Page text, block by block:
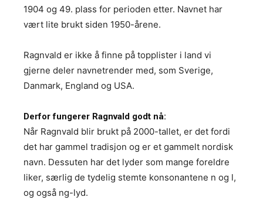
1904 og 49. plass for perioden etter. Navnet har
vært lite brukt siden 1950-årene.
Ragnvald er ikke å finne på topplister i land vi
gjerne deler navnetrender med, som Sverige,
Danmark, England og USA.
Derfor fungerer Ragnvald godt nå:
Når Ragnvald blir brukt på 2000-tallet, er det fordi
det har gammel tradisjon og er et gammelt nordisk
navn. Dessuten har det lyder som mange foreldre
liker, særlig de tydelig stemte konsonantene n og l,
og også ng-lyd.